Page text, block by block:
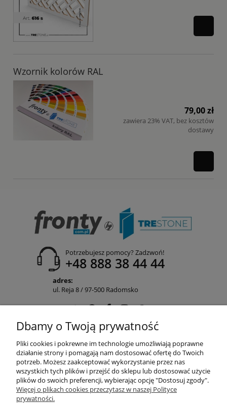
Wzornik kolorów RAL
79,00 zł
zawiera 23% VAT, bez kosztów
dostawy
Potrzebujesz pomocy? Zadzwoń!
+48 888 38 44 44
adres:
ul. Reja 8 / 97-500 Radomsko
POMOC
MOJE KONTO
Dbamy o Twoją prywatność
Pliki cookies i pokrewne im technologie umożliwiają poprawne
działanie strony i pomagają nam dostosować ofertę do Twoich
potrzeb. Możesz zaakceptować wykorzystanie przez nas
wszystkich tych plików i przejść do sklepu lub dostosować użycie
plików do swoich preferencji, wybierając opcję "Dostosuj zgody".
Więcej o plikach cookies przeczytasz w naszej Polityce
prywatności.